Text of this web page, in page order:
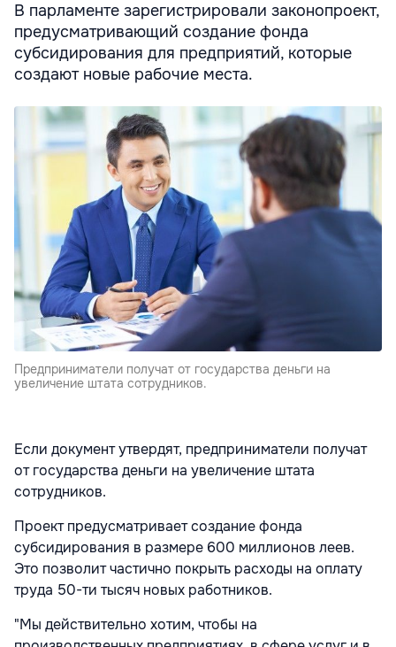
В парламенте зарегистрировали законопроект,
предусматривающий создание фонда
субсидирования для предприятий, которые
создают новые рабочие места.
Предприниматели получат от государства деньги на
увеличение штата сотрудников.
Если документ утвердят, предприниматели получат
от государства деньги на увеличение штата
сотрудников.
Проект предусматривает создание фонда
субсидирования в размере 600 миллионов леев.
Это позволит частично покрыть расходы на оплату
труда 50-ти тысяч новых работников.
"Мы действительно хотим, чтобы на